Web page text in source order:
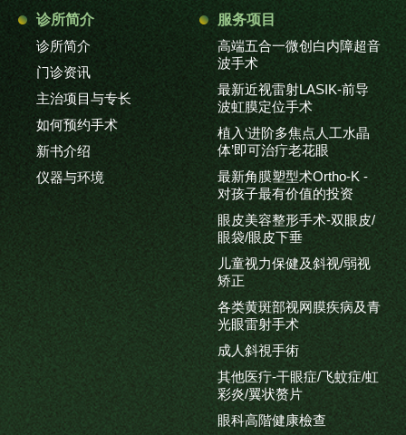
诊所简介
诊所简介
门诊资讯
主治项目与专长
如何预约手术
新书介绍
仪器与环境
服务项目
高端五合一微创白内障超音
波手术
最新近视雷射LASIK-前导
波虹膜定位手术
植入‘进阶多焦点人工水晶
体’即可治疔老花眼
最新角膜塑型术Ortho-K -
对孩子最有价值的投资
眼皮美容整形手术-双眼皮/
眼袋/眼皮下垂
儿童视力保健及斜视/弱视
矫正
各类黄斑部视网膜疾病及青
光眼雷射手术
成人斜視手術
其他医疔-干眼症/飞蚊症/虹
彩炎/翼状赘片
眼科高階健康檢查